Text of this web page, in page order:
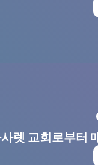
렛 교회로부터